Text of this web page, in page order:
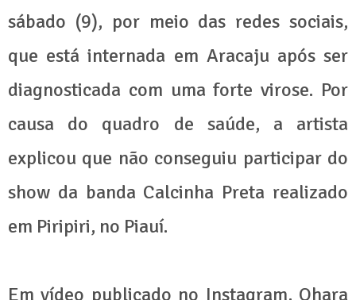
sábado (9), por meio das redes sociais,
que está internada em Aracaju após ser
diagnosticada com uma forte virose. Por
causa do quadro de saúde, a artista
explicou que não conseguiu participar do
show da banda Calcinha Preta realizado
em Piripiri, no Piauí.
Em vídeo publicado no Instagram, Ohara